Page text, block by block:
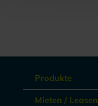
Produkte
Mieten / Leasen